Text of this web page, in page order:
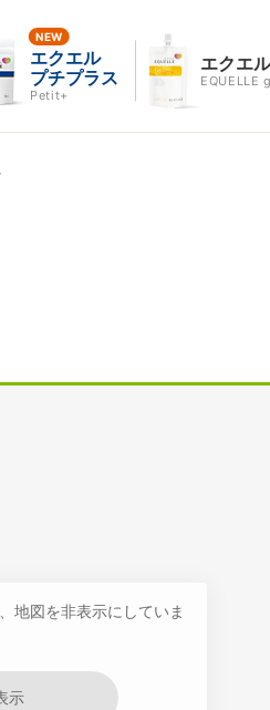
エクエル
プチプラス
Petit+
エクエ
EQUELLE
地図を非表示にしていま
示